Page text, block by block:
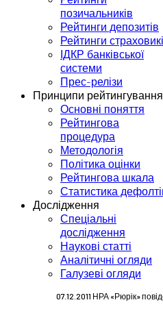
позичальників
Рейтинги депозитів
Рейтинги
ІДКР банківської
системи
Прес-релізи
Принципи рейтингування
Основні поняття
Рейтингова
процедура
Методологія
Політика оцінки
Рейтингова шкала
Статистика
Дослідження
Спеціальні
дослідження
Наукові статті
Аналітичні огляди
Галузеві огляди
07.12.2011 НРА «Рюрік»